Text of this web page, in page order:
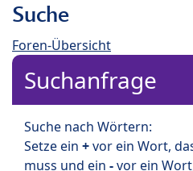
Suche
Foren-Übersicht
Suchanfrage
Suche nach Wörtern:
Setze ein +vor ein Wort,
muss und ein -vor ein